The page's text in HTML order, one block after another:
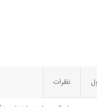
نظرات